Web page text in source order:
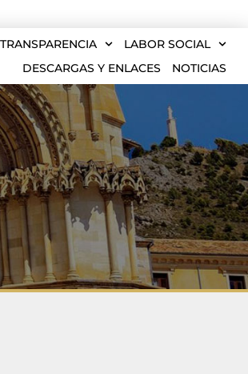
LABOR SOCIAL
DESCARGAS Y ENLACES
NOTICIAS